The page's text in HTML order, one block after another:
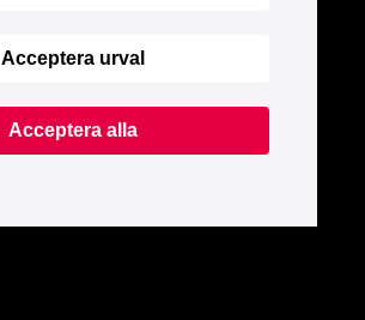
Acceptera urval
Acceptera alla